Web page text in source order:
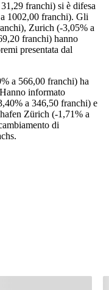
franchi) si è difesa
1002,00 franchi). Gli
Zurich (-3,05% a
franchi) hanno
presentata dal
a 566,00 franchi) ha
informato
a 346,50 franchi) e
Zürich (-1,71% a
di